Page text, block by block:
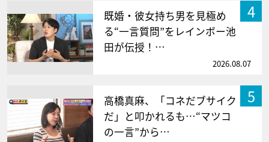
4
既婚・彼女持ち男を見極め
る“一言質問”をレインボー池
田が伝授！…
2026.08.07
5
高橋真麻、「コネだブサイク
だ」と叩かれるも…“マツコ
の一言”から…